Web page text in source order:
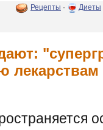
Рецепты · Диеты
лекарствам